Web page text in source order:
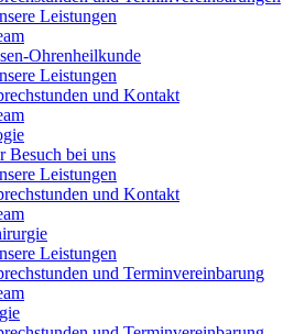
Leistungen
Ohrenheilkunde
Leistungen
und Kontakt
Besuch bei uns
Leistungen
und Kontakt
Leistungen
und Terminvereinbarung